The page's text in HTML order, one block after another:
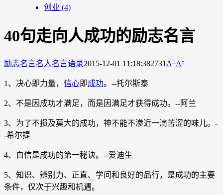
创业 (4)
40句走向人成功的励志名言
励志名言名人名言语录2015-12-01 11:18:382731 A+A-
1、决心即力量， 信心即成功。--托尔斯泰
2、不是因成功才满足，而是因满足才获得成功。--阿兰
3、为了不损及莫大的成功，神不能不渗近一滴苦涩的味儿。-
-希尔提
4、自信是成功的第一秘诀。--爱迪生
5、知识、辨别力、正直、学问和良好的品行，是成功的主要
条件，仅次于兴趣和机遇。